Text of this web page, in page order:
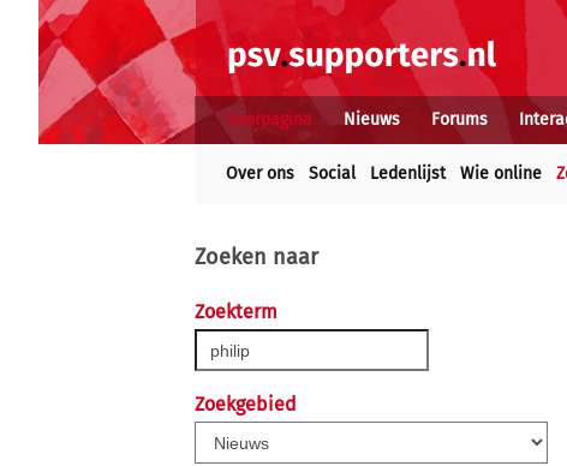
Voorpagina Nieuws Forums
Over ons Social Ledenlijst Wie online
Zoeken naar
Zoekterm
Zoekgebied